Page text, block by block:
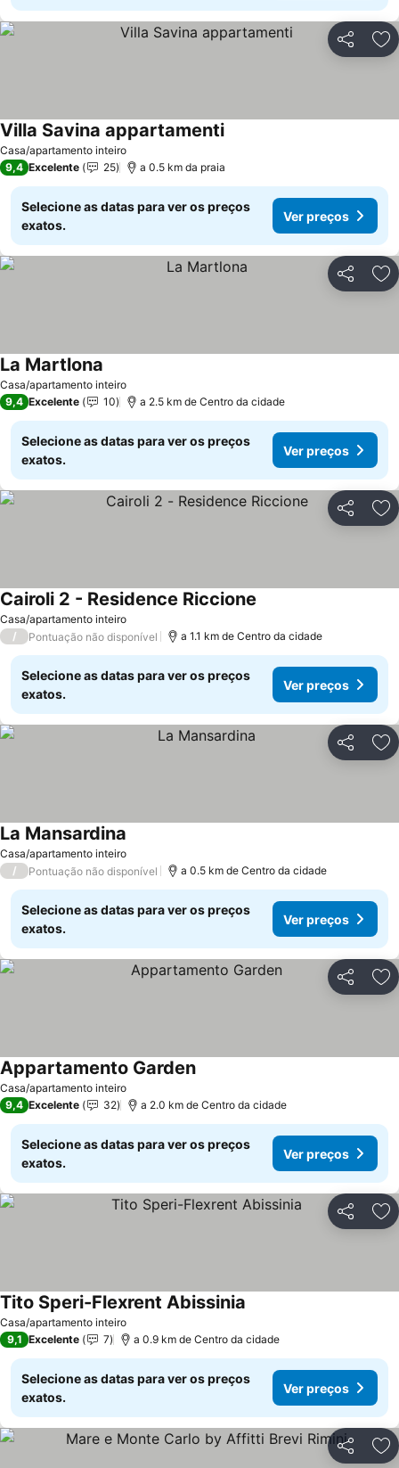
Partilhar
Casa/apartamento inteiro
Villa Savina appartamenti
9,4 Excelente 25 a 0.5 km da praia
Selecione as datas para ver os preços
exatos.
Ver preços
Partilhar
Casa/apartamento inteiro
La Martlona
9,4 Excelente 10 a 2.5 km de Centro da cidade
Selecione as datas para ver os preços
exatos.
Ver preços
Partilhar
Casa/apartamento inteiro
Cairoli 2 - Residence Riccione
/ Pontuação não disponível a 1.1 km de Centro da cidade
Selecione as datas para ver os preços
exatos.
Ver preços
Partilhar
Casa/apartamento inteiro
La Mansardina
/ Pontuação não disponível a 0.5 km de Centro da cidade
Selecione as datas para ver os preços
exatos.
Ver preços
Partilhar
Casa/apartamento inteiro
Appartamento Garden
9,4 Excelente 32 a 2.0 km de Centro da cidade
Selecione as datas para ver os preços
exatos.
Ver preços
Partilhar
Casa/apartamento inteiro
Tito Speri-Flexrent Abissinia
9,1 Excelente 7 a 0.9 km de Centro da cidade
Selecione as datas para ver os preços
exatos.
Ver preços
Partilhar